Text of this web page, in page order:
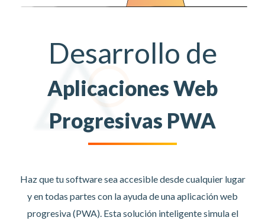
Desarrollo de
Aplicaciones Web
Progresivas PWA
Haz que tu software sea accesible desde cualquier lugar
y en todas partes con la ayuda de una aplicación web
progresiva (PWA). Esta solución inteligente simula el